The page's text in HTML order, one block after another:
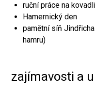
ruční práce na
Hamernický den
pamětní síň
hamru)
zajímavosti a